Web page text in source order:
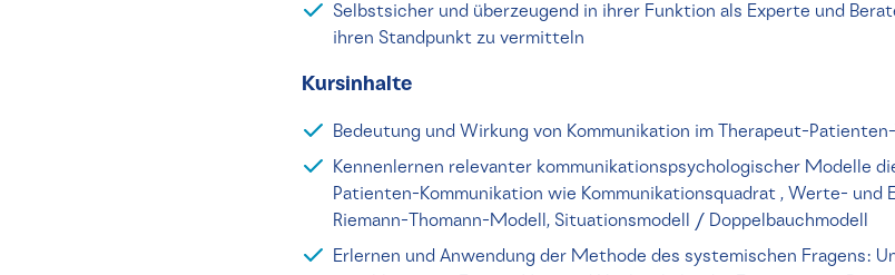
Selbstsicher und überzeugend in ihrer Funktion als Experte und
ihren Standpunkt zu vermitteln
Kursinhalte
Bedeutung und Wirkung von Kommunikation im Therapeut-
Kennenlernen relevanter kommunikationspsychologischer Modelle
Patienten-Kommunikation wie Kommunikationsquadrat , Werte- und
Riemann-Thomann-Modell, Situationsmodell / Doppelbauchmodell
Erlernen und Anwendung der Methode des systemischen Fragens: